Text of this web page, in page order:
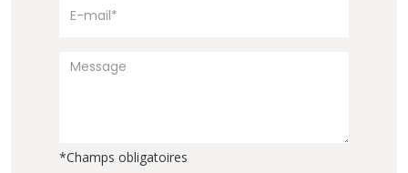
*Champs obligatoires